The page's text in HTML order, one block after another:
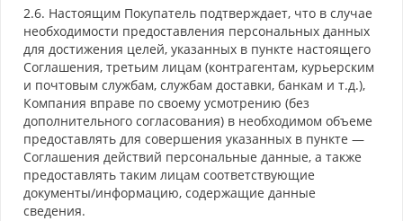
2.6. Настоящим Покупатель подтверждает, что в случае
необходимости предоставления персональных данных
для достижения целей, указанных в пункте настоящего
Соглашения, третьим лицам (контрагентам, курьерским
и почтовым службам, службам доставки, банкам и т.д.),
Компания вправе по своему усмотрению (без
дополнительного согласования) в необходимом объеме
предоставлять для совершения указанных в пункте —
Соглашения действий персональные данные, а также
предоставлять таким лицам соответствующие
документы/информацию, содержащие данные
сведения.